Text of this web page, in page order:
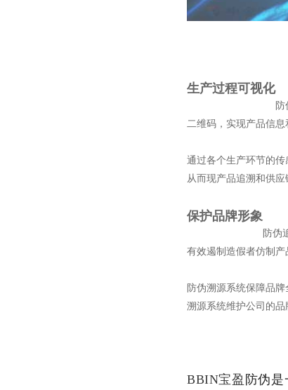
生产过程可视化
二维码，实现产品信息
通过各个生产环节的
从而现产品追溯和供
保护品牌形象
防伪
有效遏制造假者仿制产
防伪溯源系统保障品
溯源系统维护公司的品
BBIN宝盈 防伪